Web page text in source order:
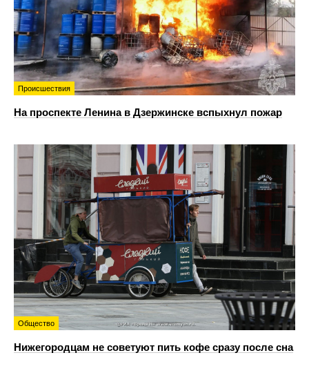
Происшествия
На проспекте Ленина в Дзержинске вспыхнул пожар
Общество
Нижегородцам не советуют пить кофе сразу после сна